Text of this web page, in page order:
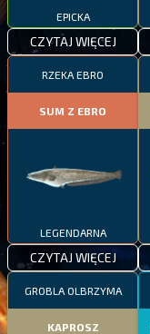
EPICKA
CZYTAJ WIĘCEJ
RZEKA EBRO
SUM Z EBRO
LEGENDARNA
CZYTAJ WIĘCEJ
GROBLA OLBRZYMA
KAPROSZ